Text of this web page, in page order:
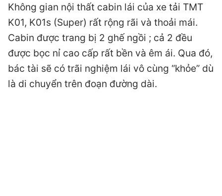
Không gian nội thất cabin lái của xe tải TMT
K01, K01s (Super) rất rộng rãi và thoải mái.
Cabin được trang bị 2 ghế ngồi ; cả 2 đều
được bọc nỉ cao cấp rất bền và êm ái. Qua đó,
bác tài sẽ có trãi nghiệm lái vô cùng “khỏe” dù
là di chuyển trên đoạn đường dài.